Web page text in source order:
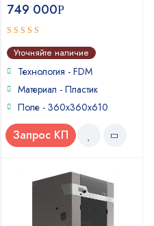
749 000Р
5out of 5
Уточняйте наличие
Технология - FDM
Материал - Пластик
Поле - 360х360х610
Запрос КП